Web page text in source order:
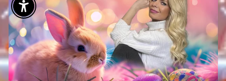
Enable Accessibility